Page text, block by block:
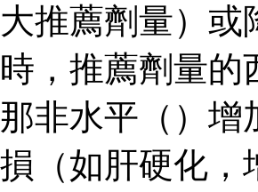
大推薦劑量）或
時，推薦劑量的
那非水平（）增
損（如肝硬化，